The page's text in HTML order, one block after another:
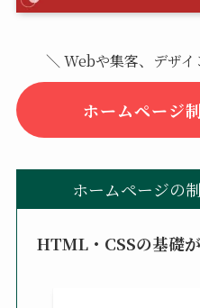
＼ Webや集客、デザ
ホームページ
ホームページの
HTML・CSSの基礎